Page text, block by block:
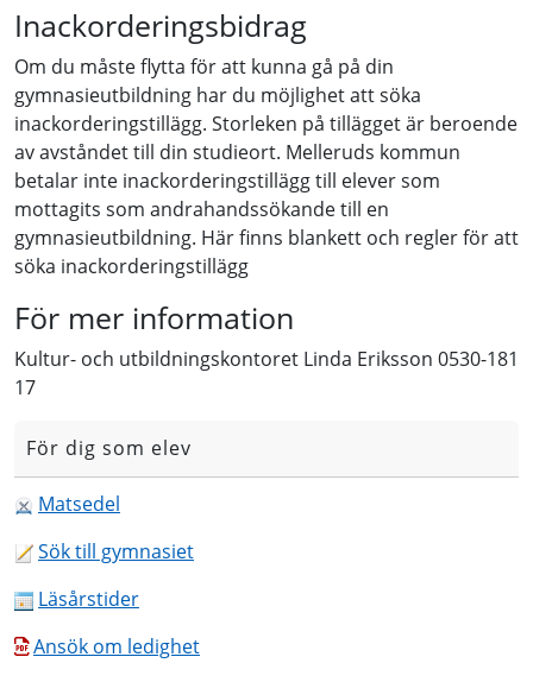
Inackorderingsbidrag
Om du måste flytta för att kunna gå på din
gymnasieutbildning har du möjlighet att söka
inackorderingstillägg. Storleken på tillägget är beroende
av avståndet till din studieort. Melleruds kommun
betalar inte inackorderingstillägg till elever som
mottagits som andrahandssökande till en
gymnasieutbildning. Här finns blankett och regler för att
söka inackorderingstillägg
För mer information
Kultur- och utbildningskontoret Linda Eriksson 0530-181
17
För dig som elev
Matsedel
Sök till gymnasiet
Läsårstider
Ansök om ledighet